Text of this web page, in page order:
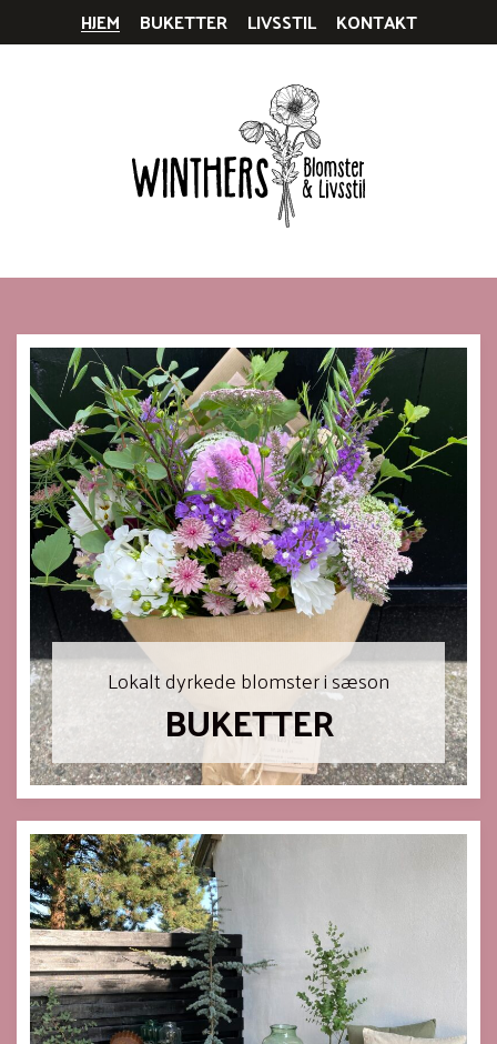
HJEM BUKETTER LIVSSTIL KONTAKT
Lokalt dyrkede blomster i sæson
BUKETTER